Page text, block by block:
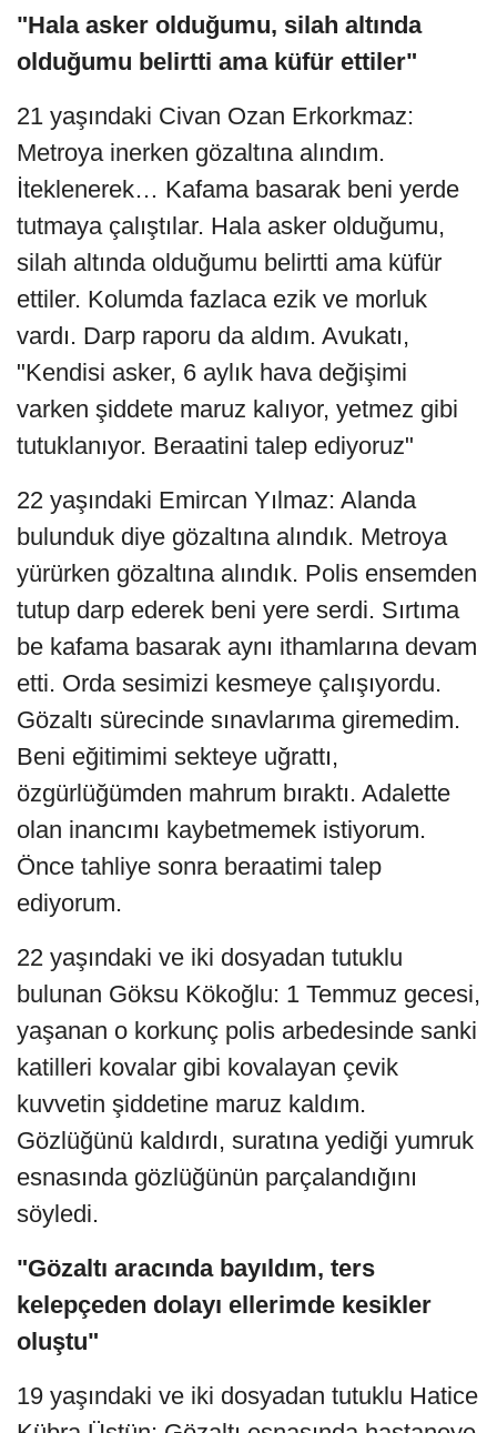
"Hala asker olduğumu, silah altında
olduğumu belirtti ama küfür ettiler"
21 yaşındaki Civan Ozan Erkorkmaz:
Metroya inerken gözaltına alındım.
İteklenerek… Kafama basarak beni yerde
tutmaya çalıştılar. Hala asker olduğumu,
silah altında olduğumu belirtti ama küfür
ettiler. Kolumda fazlaca ezik ve morluk
vardı. Darp raporu da aldım. Avukatı,
"Kendisi asker, 6 aylık hava değişimi
varken şiddete maruz kalıyor, yetmez gibi
tutuklanıyor. Beraatini talep ediyoruz"
22 yaşındaki Emircan Yılmaz: Alanda
bulunduk diye gözaltına alındık. Metroya
yürürken gözaltına alındık. Polis ensemden
tutup darp ederek beni yere serdi. Sırtıma
be kafama basarak aynı ithamlarına devam
etti. Orda sesimizi kesmeye çalışıyordu.
Gözaltı sürecinde sınavlarıma giremedim.
Beni eğitimimi sekteye uğrattı,
özgürlüğümden mahrum bıraktı. Adalette
olan inancımı kaybetmemek istiyorum.
Önce tahliye sonra beraatimi talep
ediyorum.
22 yaşındaki ve iki dosyadan tutuklu
bulunan Göksu Kökoğlu: 1 Temmuz gecesi,
yaşanan o korkunç polis arbedesinde sanki
katilleri kovalar gibi kovalayan çevik
kuvvetin şiddetine maruz kaldım.
Gözlüğünü kaldırdı, suratına yediği yumruk
esnasında gözlüğünün parçalandığını
söyledi.
"Gözaltı aracında bayıldım, ters
kelepçeden dolayı ellerimde kesikler
oluştu"
19 yaşındaki ve iki dosyadan tutuklu Hatice